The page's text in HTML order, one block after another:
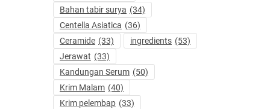
Bahan tabir surya (34)
Centella Asiatica (36)
Ceramide (33) ingredients (53)
Jerawat (33)
Kandungan Serum (50)
Krim Malam (40)
Krim pelembap (33)